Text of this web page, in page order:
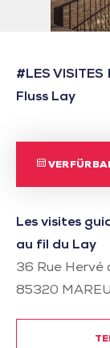
#LES VISITES
Fluss Lay
Les visites
au fil du Lay
36 Rue Hervé
85320